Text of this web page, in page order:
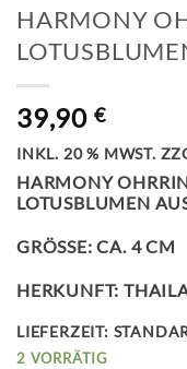
HARMONY
39,90 €
INKL. 20 % MWST.
HARMONY
LOTUSBLUMEN
GRÖSSE: CA. 4 CM
HERKUNFT:
LIEFERZEIT:
2 VORRÄTIG